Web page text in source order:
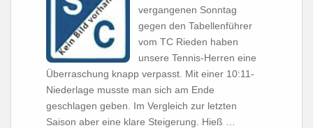
vergangenen Sonntag
gegen den Tabellenführer
vom TC Rieden haben
unsere Tennis-Herren eine
Überraschung knapp verpasst. Mit einer 10:11-
Niederlage musste man sich am Ende
geschlagen geben. Im Vergleich zur letzten
Saison aber eine klare Steigerung. Hieß …